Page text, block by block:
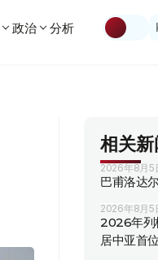
政治 分析
相关新
2026年8月5
巴甫洛达
2026年8月5
2026年列
居中亚首位